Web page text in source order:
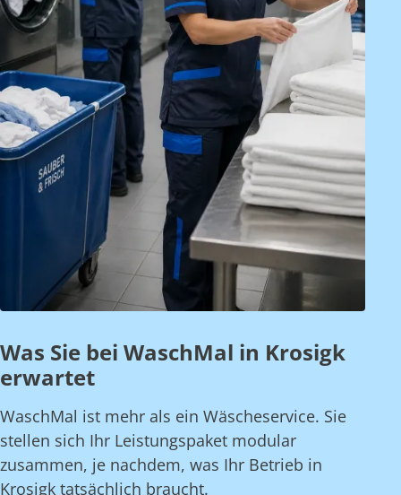
Was Sie bei WaschMal in Krosigk
erwartet
WaschMal ist mehr als ein Wäscheservice. Sie
stellen sich Ihr Leistungspaket modular
zusammen, je nachdem, was Ihr Betrieb in
Krosigk tatsächlich braucht.